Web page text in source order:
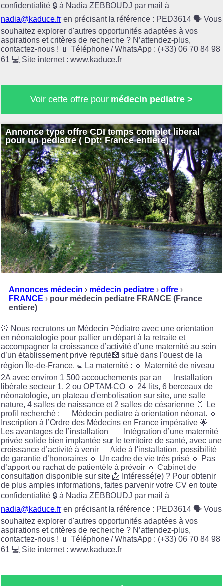
confidentialité 🔒 à Nadia ZEBBOUDJ par mail à
nadia@kaduce.fr en précisant la référence : PED3614 🗣️ Vous
souhaitez explorer d'autres opportunités adaptées à vos
aspirations et critères de recherche ? N’attendez-plus,
contactez-nous ! 📱 Téléphone / WhatsApp : (+33) 06 70 84 98
61 💻 Site internet : www.kaduce.fr
Voir cette offre pour médecin pediatre >
Annonce type offre CDI temps complet liberal
pour un pediatre ( Dpt: France entiere)
Annonces médecin › médecin pediatre › offre ›
FRANCE › pour médecin pediatre FRANCE (France
entiere)
🚨 Nous recrutons un Médecin Pédiatre avec une orientation
en néonatologie pour pallier un départ à la retraite et
accompagner la croissance d’activité d’une maternité au sein
d’un établissement privé réputé🏥 situé dans l'ouest de la
région Île-de-France. 🚼 La maternité : 🔹 Maternité de niveau
2A avec environ 1 500 accouchements par an 🔹 Installation
libérale secteur 1, 2 ou OPTAM-CO 🔹 24 lits, 6 berceaux de
néonatologie, un plateau d'embolisation sur site, une salle
nature, 4 salles de naissance et 2 salles de césarienne 🥼 Le
profil recherché : 🔹 Médecin pédiatre à orientation néonat. 🔹
Inscription à l’Ordre des Médecins en France impérative 🌟
Les avantages de l’installation : 🔹 Intégration d’une maternité
privée solide bien implantée sur le territoire de santé, avec une
croissance d’activité à venir 🔹 Aide à l'installation, possibilité
de garantie d’honoraires 🔹 Un cadre de vie très prisé 🔹 Pas
d’apport ou rachat de patientèle à prévoir 🔹 Cabinet de
consultation disponible sur site 📩 Intéressé(e) ? Pour obtenir
de plus amples informations, faites parvenir votre CV en toute
confidentialité 🔒 à Nadia ZEBBOUDJ par mail à
nadia@kaduce.fr en précisant la référence : PED3614 🗣️ Vous
souhaitez explorer d'autres opportunités adaptées à vos
aspirations et critères de recherche ? N’attendez-plus,
contactez-nous ! 📱 Téléphone / WhatsApp : (+33) 06 70 84 98
61 💻 Site internet : www.kaduce.fr